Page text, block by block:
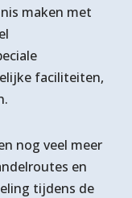
maken met
faciliteiten,
nog veel meer
en
tijdens de